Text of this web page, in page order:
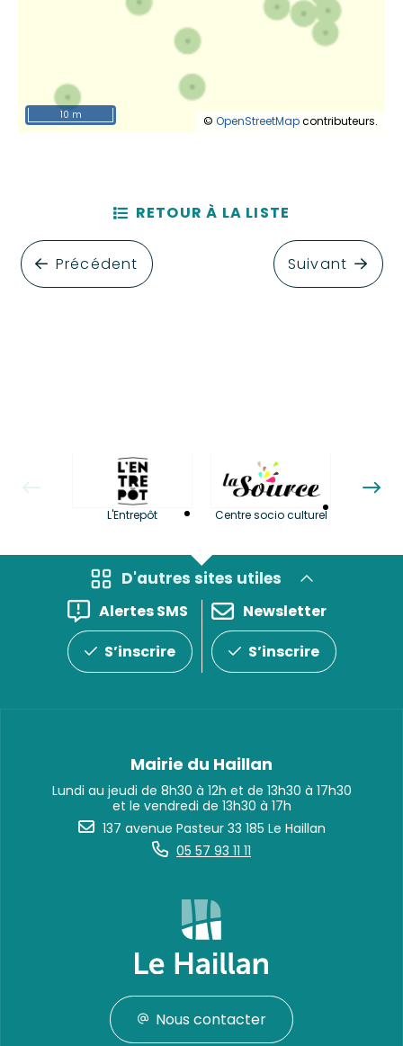
© OpenStreetMapcontributeurs.
10 m
Précédent
RETOUR À LA LISTE
Suivant
L'Entrepôt Centre socio culturel
D'autres sites utiles
Alertes SMS
S’inscrire
Newsletter
S’inscrire
Mairie du Haillan
Lundi au jeudi de 8h30 à 12h et de 13h30 à 17h30
et le vendredi de 13h30 à 17h
137 avenue Pasteur 33 185 Le Haillan
05 57 93 11 11
Nous contacter